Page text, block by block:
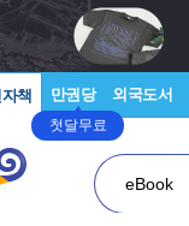
책 만권당
첫달무료
외국도서
eBook